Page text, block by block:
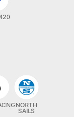
NORTH
SAILS